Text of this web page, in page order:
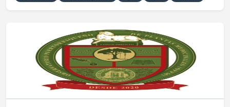
Ver detalles de Observatorio Puertorriqueño de Plantas